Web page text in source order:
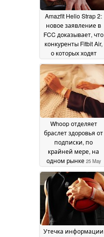
Amazfit Helio Strap 2:
новое заявление в
FCC доказывает, что
конкуренты Fitbit Air,
о которых ходят
подходе28 May 2026
Whoop отделяет
браслет здоровья от
подписки, по
крайней мере, на
одном рынке 25 May
2026
Утечка информации